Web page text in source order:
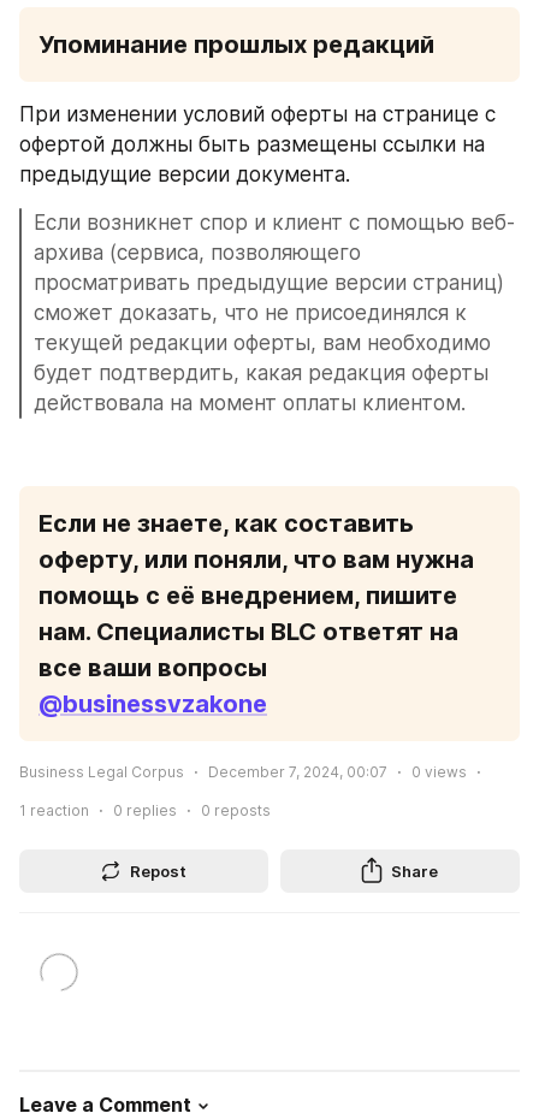
Упоминание прошлых редакций
При изменении условий оферты на странице с
офертой должны быть размещены ссылки на
предыдущие версии документа.
Если возникнет спор и клиент с помощью веб-
архива (сервиса, позволяющего
просматривать предыдущие версии страниц)
сможет доказать, что не присоединялся к
текущей редакции оферты, вам необходимо
будет подтвердить, какая редакция оферты
действовала на момент оплаты клиентом.
Если не знаете, как составить
оферту, или поняли, что вам нужна
помощь с её внедрением, пишите
нам. Специалисты BLC ответят на
@businessvzakone
Business Legal Corpus December 7, 2024, 00:07 0 views
1 reaction 0 replies 0 reposts
Repost Share
Leave a Comment